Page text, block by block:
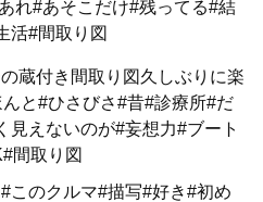
れ#あそこだけ#残ってる#結
活#間取り図
蔵付き間取り図久しぶりに楽
と#ひさびさ#昔#診療所#だ
見えないのが#妄想力#ブート
間取り図
このクルマ#描写#好き#初め